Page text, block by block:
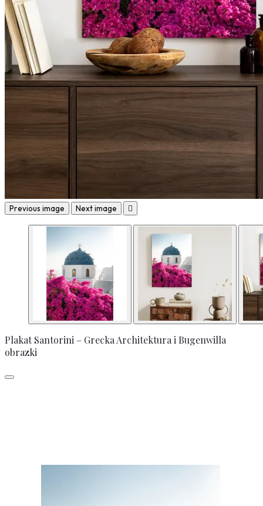
Previous image Next image 
Plakat Santorini – Grecka Architektura i Bugenwilla
obrazki